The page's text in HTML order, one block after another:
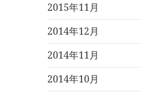
2015年11月
2014年12月
2014年11月
2014年10月